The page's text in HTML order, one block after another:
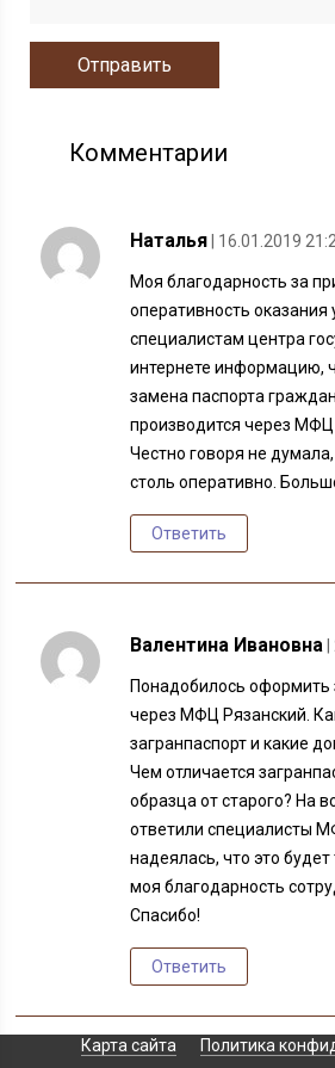
Комментарии
Наталья | 16.01.2019
Моя благодарность за
оперативность оказания
специалистам центра
интернете информацию,
замена паспорта
производится через
Честно говоря не
столь оперативно.
Ответить
Валентина Ивановна
Понадобилось оформить
через МФЦ Рязанский.
загранпаспорт и какие
Чем отличается
образца от старого? На
ответили специалисты
надеялась, что это
моя благодарность
Спасибо!
Ответить
Карта сайта Политика